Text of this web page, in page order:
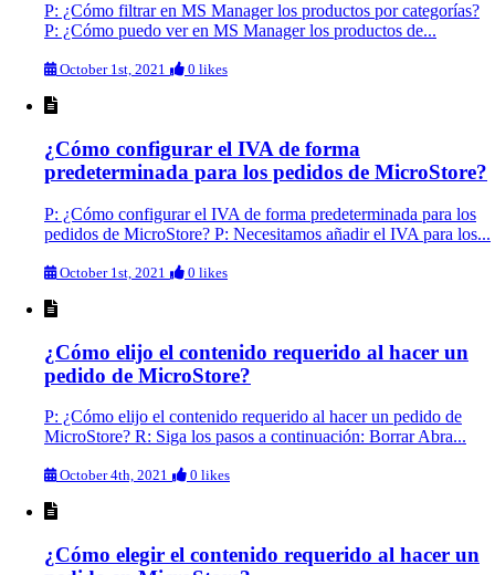
P: ¿Cómo filtrar en MS Manager los productos por categorías?
P: ¿Cómo puedo ver en MS Manager los productos de...
October 1st, 2021 0 likes
¿Cómo configurar el IVA de forma
predeterminada para los pedidos de MicroStore?
P: ¿Cómo configurar el IVA de forma predeterminada para los
pedidos de MicroStore? P: Necesitamos añadir el IVA para los...
October 1st, 2021 0 likes
¿Cómo elijo el contenido requerido al hacer un
pedido de MicroStore?
P: ¿Cómo elijo el contenido requerido al hacer un pedido de
MicroStore? R: Siga los pasos a continuación: Borrar Abra...
October 4th, 2021 0 likes
¿Cómo elegir el contenido requerido al hacer un